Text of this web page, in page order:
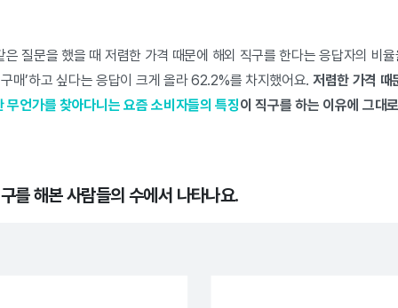
질문을 했을 때 저렴한 가격 때문에 해외 직구를 한다는 응답자의 비율
매’하고 싶다는 응답이 크게 올라 62.2%를 차지했어요. 저렴한 가격 때
무언가를 찾아다니는 요즘 소비자들의 특징이 직구를 하는 이유에 그대
를 해본 사람들의 수에서 나타나요.